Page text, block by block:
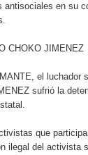
antisociales en su
CHOKO JIMENEZ
el luchador
sufrió la
que
ilegal del activista